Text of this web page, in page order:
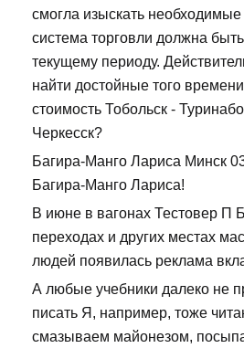
смогла изыскать
система торговли должна
текущему периоду.
найти достойные того
стоимость Тобольск -
Черкесск?
Багира-Манго Лариса Минск
Багира-Манго Лариса!
В июне в вагонах Тестовер П
переходах и других местах
людей появилась реклама
А любые учебники далеко не
писать Я, например, тоже
смазываем майонезом,